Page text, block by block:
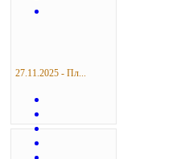
27.11.2025 - Пл...